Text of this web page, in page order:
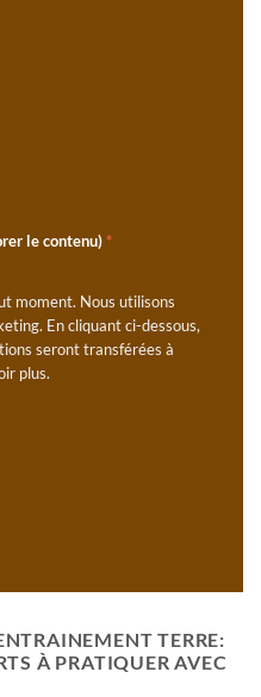
le contenu)*
moment. Nous utilisons
En cliquant ci-dessous,
seront transférées à
plus.
TERRE:
À PRATIQUER AVEC